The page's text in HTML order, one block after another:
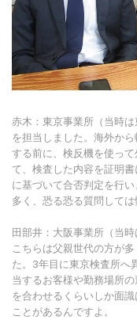
赤木：東京事業所（当時
を担当しました。海外か
する前に、検反機を使っ
て、検査した内容を証明
に基づいて合否判定を行
多く、恐る恐る質問して
田部井：大阪事業所（当
こちらは父親世代の方が
た。3年目に東京検査所へ
当するお客様や勤務場所
を合わせるくらいしか面
ことがあるんですよ。